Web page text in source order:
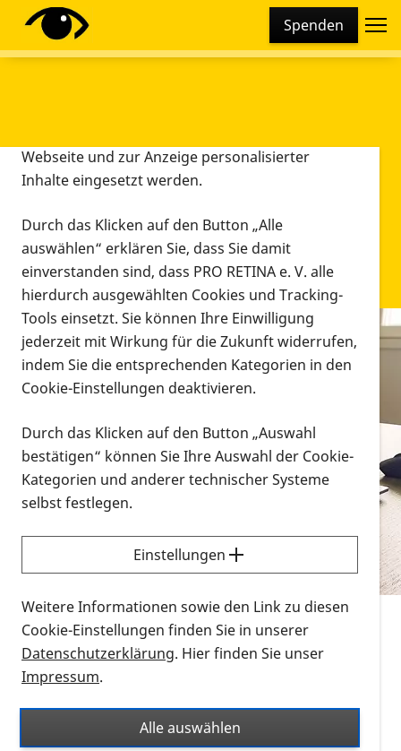
Spenden
Infomaterial
Infomaterial
Vorlesen
Alle Infomaterialien in verschiedenen
Formaten an einem Ort
Sie möchten wissen, wie Sie nach Infonmaterial
suchen und dieses bestellen bzw. herunterladen
können? Schauen Sie sich dieErklärvideos zum
Thema Infomaterial auf der PRO RETINA-Website
für blinde und sehbehinderte Menschen an.
Auf dieser Seite finden Sie sämtliches Infomaterial
Ort. Nutzen Sie den Formatfilter, um ausschließlich
nach Flyern und Broschüren, Audios oder Videos zu
Diese Webseite setzt verschiedene Cookies und
Tracking-Tools ein. Dies beinhaltet Cookies und
Webseite und zur Anzeige personalisierter
Inhalte eingesetzt werden.
Durch das Klicken auf den Button „Alle
auswählen“ erklären Sie, dass Sie damit
einverstanden sind, dass PRO RETINA e. V. alle
hierdurch ausgewählten Cookies und Tracking-
Tools einsetzt. Sie können Ihre Einwilligung
jederzeit mit Wirkung für die Zukunft widerrufen,
indem Sie die entsprechenden Kategorien in den
Cookie-Einstellungen deaktivieren.
Durch das Klicken auf den Button „Auswahl
bestätigen“ können Sie Ihre Auswahl der Cookie-
Kategorien und anderer technischer Systeme
selbst festlegen.
Einstellungen
Weitere Informationen sowie den Link zu diesen
Cookie-Einstellungen finden Sie in unserer
Datenschutzerklärung. Hier finden Sie unser
Impressum.
Alle auswählen